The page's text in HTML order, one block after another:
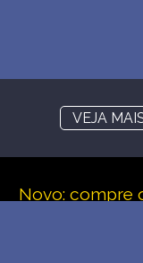
VEJA
Novo: compre